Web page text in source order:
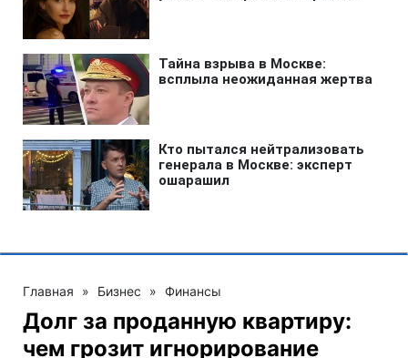
Главная » Бизнес » Финансы
Долг за проданную квартиру:
чем грозит игнорирование